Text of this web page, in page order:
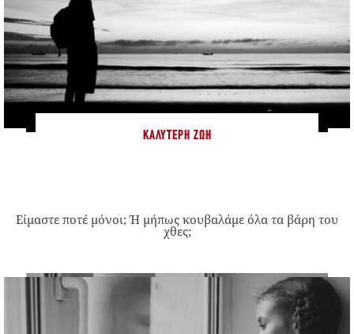
ΚΑΛΎΤΕΡΗ ΖΩΉ
Είμαστε ποτέ μόνοι; Ή μήπως κουβαλάμε όλα τα βάρη του
χθες;